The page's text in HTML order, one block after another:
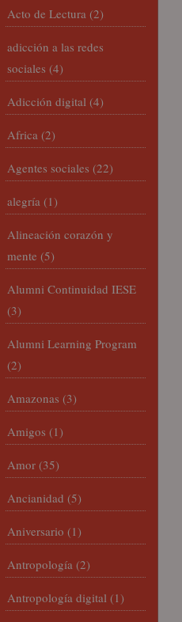
Acto de Lectura (2)
adicción a las redes
sociales (4)
Adicción digital (4)
Africa (2)
Agentes sociales (22)
alegría (1)
Alineación corazón y
mente (5)
Alumni Continuidad IESE
(3)
Alumni Learning Program
(2)
Amazonas (3)
Amigos (1)
Amor (35)
Ancianidad (5)
Aniversario (1)
Antropología (2)
Antropología digital (1)